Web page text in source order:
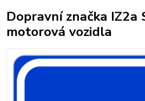
Dopravní značka IZ2a
motorová vozidla